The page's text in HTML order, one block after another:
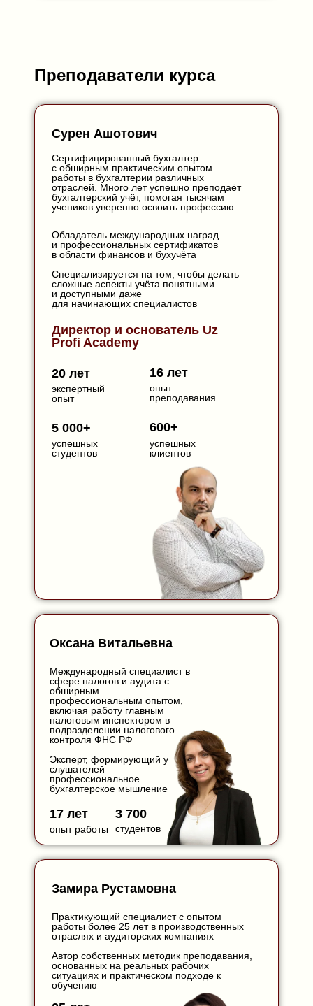
Преподаватели курса
Оксана Витальевна
Международный специалист в
сфере налогов и аудита с
обширным
профессиональным опытом,
включая работу главным
налоговым инспектором в
подразделении налогового
контроля ФНС РФ
Эксперт, формирующий у
слушателей
профессиональное
бухгалтерское мышление
17 лет
опыт работы
3 700
студентов
Директор и основатель Uz
Profi Academy
Сурен Ашотович
Сертифицированный бухгалтер
с обширным практическим опытом
работы в бухгалтерии различных
отраслей. Много лет успешно преподаёт
бухгалтерский учёт, помогая тысячам
учеников уверенно освоить профессию
Обладатель международных наград
и профессиональных сертификатов
в области финансов и бухучёта
Специализируется на том, чтобы делать
сложные аспекты учёта понятными
и доступными даже
для начинающих специалистов
20 лет
экспертный
опыт
5 000+
успешных
студентов
600+
успешных
клиентов
16 лет
опыт
преподавания
Замира Рустамовна
Практикующий специалист с опытом
работы более 25 лет в производственных
отраслях и аудиторских компаниях
Автор собственных методик преподавания,
основанных на реальных рабочих
ситуациях и практическом подходе к
обучению